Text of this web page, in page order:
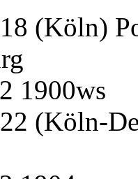
(Köln)
1900ws
(Köln-